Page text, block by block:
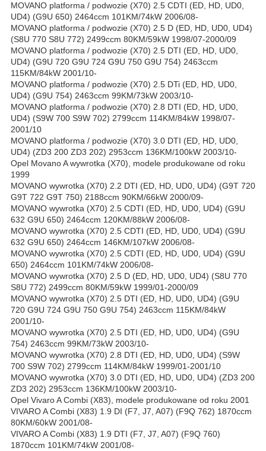
MOVANO platforma / podwozie (X70) 2.5 CDTI (ED, HD, UD0,
UD4) (G9U 650) 2464ccm 101KM/74kW 2006/08-
MOVANO platforma / podwozie (X70) 2.5 D (ED, HD, UD0, UD4)
(S8U 770 S8U 772) 2499ccm 80KM/59kW 1998/07-2000/09
MOVANO platforma / podwozie (X70) 2.5 DTI (ED, HD, UD0,
UD4) (G9U 720 G9U 724 G9U 750 G9U 754) 2463ccm
115KM/84kW 2001/10-
MOVANO platforma / podwozie (X70) 2.5 DTi (ED, HD, UD0,
UD4) (G9U 754) 2463ccm 99KM/73kW 2003/10-
MOVANO platforma / podwozie (X70) 2.8 DTI (ED, HD, UD0,
UD4) (S9W 700 S9W 702) 2799ccm 114KM/84kW 1998/07-
2001/10
MOVANO platforma / podwozie (X70) 3.0 DTI (ED, HD, UD0,
UD4) (ZD3 200 ZD3 202) 2953ccm 136KM/100kW 2003/10-
Opel Movano A wywrotka (X70), modele produkowane od roku
1999
MOVANO wywrotka (X70) 2.2 DTI (ED, HD, UD0, UD4) (G9T 720
G9T 722 G9T 750) 2188ccm 90KM/66kW 2000/09-
MOVANO wywrotka (X70) 2.5 CDTI (ED, HD, UD0, UD4) (G9U
632 G9U 650) 2464ccm 120KM/88kW 2006/08-
MOVANO wywrotka (X70) 2.5 CDTI (ED, HD, UD0, UD4) (G9U
632 G9U 650) 2464ccm 146KM/107kW 2006/08-
MOVANO wywrotka (X70) 2.5 CDTI (ED, HD, UD0, UD4) (G9U
650) 2464ccm 101KM/74kW 2006/08-
MOVANO wywrotka (X70) 2.5 D (ED, HD, UD0, UD4) (S8U 770
S8U 772) 2499ccm 80KM/59kW 1999/01-2000/09
MOVANO wywrotka (X70) 2.5 DTI (ED, HD, UD0, UD4) (G9U
720 G9U 724 G9U 750 G9U 754) 2463ccm 115KM/84kW
2001/10-
MOVANO wywrotka (X70) 2.5 DTI (ED, HD, UD0, UD4) (G9U
754) 2463ccm 99KM/73kW 2003/10-
MOVANO wywrotka (X70) 2.8 DTI (ED, HD, UD0, UD4) (S9W
700 S9W 702) 2799ccm 114KM/84kW 1999/01-2001/10
MOVANO wywrotka (X70) 3.0 DTI (ED, HD, UD0, UD4) (ZD3 200
ZD3 202) 2953ccm 136KM/100kW 2003/10-
Opel Vivaro A Combi (X83), modele produkowane od roku 2001
VIVARO A Combi (X83) 1.9 DI (F7, J7, A07) (F9Q 762) 1870ccm
80KM/60kW 2001/08-
VIVARO A Combi (X83) 1.9 DTI (F7, J7, A07) (F9Q 760)
1870ccm 101KM/74kW 2001/08-